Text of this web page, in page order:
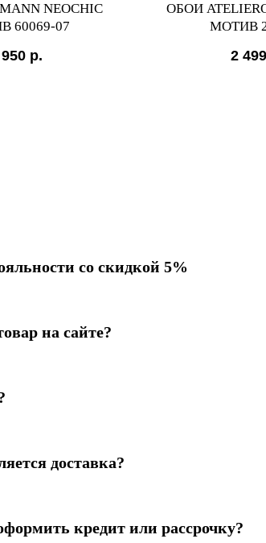
NEOCHIC
60069-07
р.
ОБОИ
МОТИВ
2 499
со скидкой 5%
на сайте?
доставка?
кредит или рассрочку?